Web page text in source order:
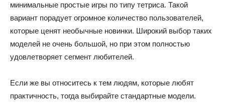
минимальные простые игры по типу тетриса. Такой
вариант порадует огромное количество пользователей,
которые ценят необычные новинки. Широкий выбор таких
моделей не очень большой, но при этом полностью
удовлетворяет сегмент любителей.
Если же вы относитесь к тем людям, которые любят
практичность, тогда выбирайте стандартные модели.